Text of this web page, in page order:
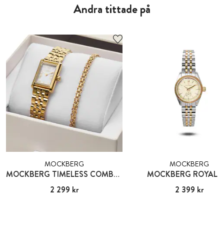
Andra tittade på
MOCKBERG
MOCKBERG TIMELESS COMBO GOLD
Pris :2 299 kr
2 299 kr
MOCKBERG
MOCKBERG ROYAL
Pris :2 399 kr
2 399 kr